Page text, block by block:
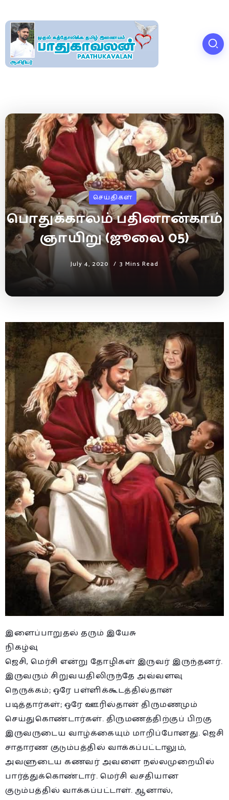
செய்திகள்
பொதுக்காலம் பதினான்காம்
ஞாயிறு (ஜூலை 05)
July 4, 2020 3 Mins Read
இளைப்பாறுதல் தரும் இயேசு
நிகழ்வு
ஜெசி, மெர்சி என்று தோழிகள் இருவர் இருந்தனர்.
இருவரும் சிறுவயதிலிருந்தே அவ்வளவு
நெருக்கம்; ஒரே பள்ளிக்கூடத்தில்தான்
படித்தார்கள்; ஒரே ஊரில்தான் திருமணமும்
செய்துகொண்டார்கள். திருமணத்திற்குப் பிறகு
இருவருடைய வாழ்க்கையும் மாறிப்போனது. ஜெசி
சாதாரண குடும்பத்தில் வாக்கப்பட்டாலும்,
அவளுடைய கணவர் அவளை நல்லமுறையில்
பார்த்துக்கொண்டார். மெர்சி வசதியான
குடும்பத்தில் வாக்கப்பட்டாள். ஆனால்,